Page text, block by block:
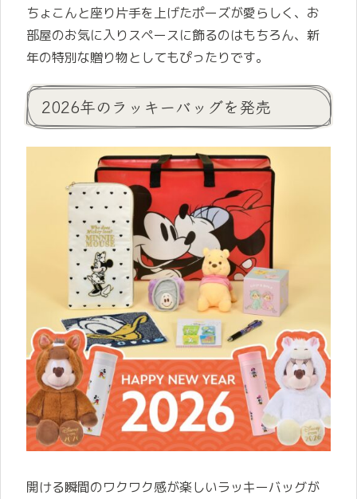
ちょこんと座り片手を上げたポーズが愛らしく、お
部屋のお気に入りスペースに飾るのはもちろん、新
年の特別な贈り物としてもぴったりです。
2026年のラッキーバッグを発売
開ける瞬間のワクワク感が楽しいラッキーバッグが